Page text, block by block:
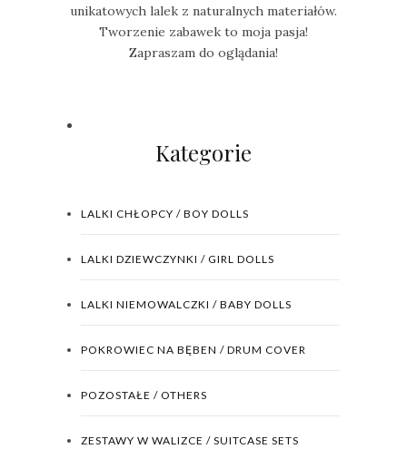
unikatowych lalek z naturalnych materiałów.
Tworzenie zabawek to moja pasja!
Zapraszam do oglądania!
Kategorie
LALKI CHŁOPCY / BOY DOLLS
LALKI DZIEWCZYNKI / GIRL DOLLS
LALKI NIEMOWALCZKI / BABY DOLLS
POKROWIEC NA BĘBEN / DRUM COVER
POZOSTAŁE / OTHERS
ZESTAWY W WALIZCE / SUITCASE SETS